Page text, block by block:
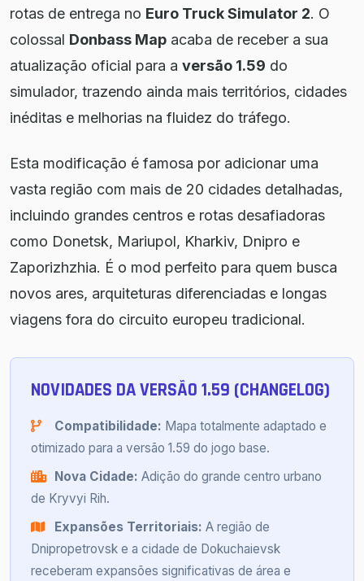
rotas de entrega no Euro Truck Simulator 2. O
colossal Donbass Map acaba de receber a sua
atualização oficial para a versão 1.59 do
simulador, trazendo ainda mais territórios, cidades
inéditas e melhorias na fluidez do tráfego.
Esta modificação é famosa por adicionar uma
vasta região com mais de 20 cidades detalhadas,
incluindo grandes centros e rotas desafiadoras
como Donetsk, Mariupol, Kharkiv, Dnipro e
Zaporizhzhia. É o mod perfeito para quem busca
novos ares, arquiteturas diferenciadas e longas
viagens fora do circuito europeu tradicional.
NOVIDADES DA VERSÃO 1.59 (CHANGELOG)
Compatibilidade: Mapa totalmente adaptado e
otimizado para a versão 1.59 do jogo base.
Nova Cidade: Adição do grande centro urbano
de Kryvyi Rih.
Expansões Territoriais: A região de
Dnipropetrovsk e a cidade de Dokuchaievsk
receberam expansões significativas de área e